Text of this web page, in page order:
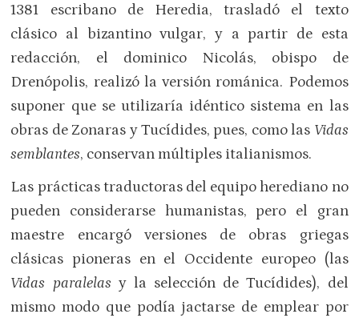
1381 escribano de Heredia, trasladó el texto
clásico al bizantino vulgar, y a partir de esta
redacción, el dominico Nicolás, obispo de
Drenópolis, realizó la versión románica. Podemos
suponer que se utilizaría idéntico sistema en las
obras de Zonaras y Tucídides, pues, como las Vidas
semblantes, conservan múltiples italianismos.
Las prácticas traductoras del equipo herediano no
pueden considerarse humanistas, pero el gran
maestre encargó versiones de obras griegas
clásicas pioneras en el Occidente europeo (las
Vidas paralelas y la selección de Tucídides), del
mismo modo que podía jactarse de emplear por